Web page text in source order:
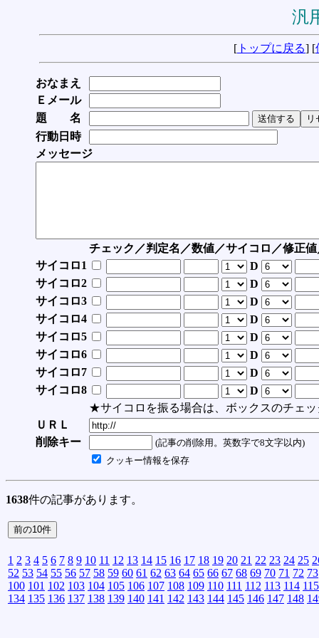
汎
[ トップに戻る] [
おなまえ
Ｅメール
題 名
行動日時
メッセージ
チェック／判定名／数値／サイコロ／修正
サイコロ1
D
サイコロ2
D
サイコロ3
D
サイコロ4
D
サイコロ5
D
サイコロ6
D
サイコロ7
D
サイコロ8
D
★サイコロを振る場合は、ボックスのチェッ
ＵＲＬ
削除キー
(記事の削除用。英数字で8文字以内)
クッキー情報を保存
1638件の記事があります。
1 2 3 4 5 6 7 8 9 10 11 12 13 14 15 16 17 18 19 20 21 22 23 24 25
52 53 54 55 56 57 58 59 60 61 62 63 64 65 66 67 68 69 70 71 72 73
100 101 102 103 104 105 106 107 108 109 110 111 112 113 114 115
134 135 136 137 138 139 140 141 142 143 144 145 146 147 148